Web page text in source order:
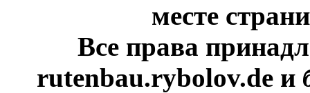
месте
Все права
rutenbau.rybolov.de и